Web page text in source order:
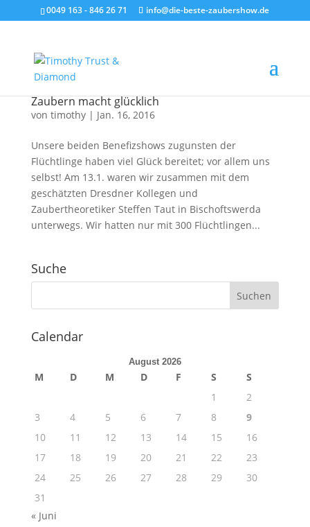
0049 163 - 846 26 71 info@die-beste-zaubershow.de
Zaubern macht glücklich
von timothy| Jan. 16, 2016
Unsere beiden Benefizshows zugunsten der
Flüchtlinge haben viel Glück bereitet; vor allem uns
selbst! Am 13.1. waren wir zusammen mit dem
geschätzten Dresdner Kollegen und
Zaubertheoretiker Steffen Taut in Bischoftswerda
unterwegs. Wir hatten nur mit 300 Flüchtlingen...
Suche
Calendar
August 2026
M D M D F S
S
1
2
3
4 5 6 7 8
9
10
11 12 13 14 15
16
17
18 19 20 21 22
23
24
25 26 27 28 29
30
31
« Juni